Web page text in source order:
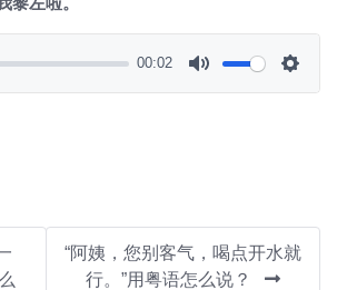
00:02
“阿姨，您别客气，喝点开水就
行。”用粤语怎么说？